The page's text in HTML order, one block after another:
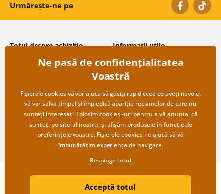
Urmărește-ne pe
Totul despre achiziție
Condiții și termeni generali
Protecția datelor personale
Transport și modalități de plată
Returnare
Informații utile
Despre noi
Întrebări frecvente
Contacte
Cooperare angro
Copyright ©2019 © Dovido.ro.
Litvanyi.sk| Magazinul online a fost creat de
Ne pasă de confidențialitatea
Voastră
Fișierele cookies vă vor ajuta să găsiți rapid ceea ce aveți nevoie,
vă vor salva timpul și împiedică apariția reclamelor de care nu
sunteți interesați. Folosimcookies-uri pentru a vă anunța, că
sunteți pe site-ul nostru, și afișăm produsele în funcție de
preferințele voastre. Fișierele cookies ne ajută să vă
îmbunătățim experiența de navigare.
Respinge totul
Acceptă totul